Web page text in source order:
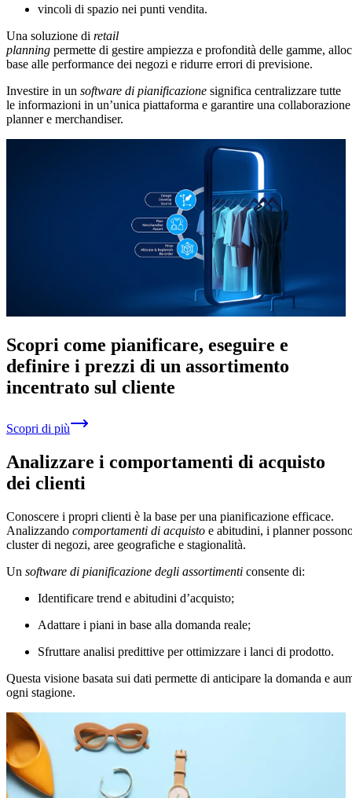
vincoli di spazio nei punti vendita.
Una soluzione di retail
planning permette di gestire ampiezza e profondità delle gamme,
base alle performance dei negozi e ridurre errori di previsione.
Investire in un software di pianificazione significa centralizzare tutte
le informazioni in un’unica piattaforma e garantire una
planner e merchandiser.
Scopri come pianificare, eseguire e
definire i prezzi di un assortimento
incentrato sul cliente
Scopri di più
Analizzare i comportamenti di acquisto
dei clienti
Conoscere i propri clienti è la base per una pianificazione efficace.
Analizzando comportamenti di acquisto e abitudini, i planner
cluster di negozi, aree geografiche e stagionalità.
Un software di pianificazione degli assortimenti consente di:
Identificare trend e abitudini d’acquisto;
Adattare i piani in base alla domanda reale;
Sfruttare analisi predittive per ottimizzare i lanci di prodotto.
Questa visione basata sui dati permette di anticipare la domanda e
ogni stagione.